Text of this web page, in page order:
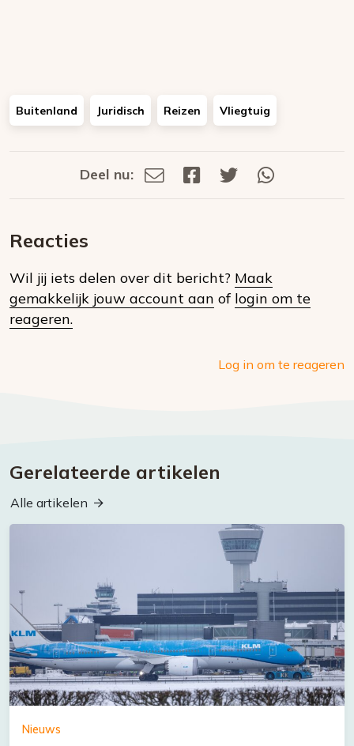
Buitenland Juridisch Reizen Vliegtuig
Deel
social
Deel nu:
Deel
Deel
Deel
Reacties
Wil jij iets delen over dit bericht? Maak
gemakkelijk jouw account aan of login om te
reageren.
Log in om te reageren
Gerelateerde artikelen
Alle artikelen
Nieuws